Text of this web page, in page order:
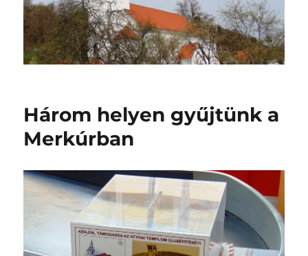
Három helyen gyűjtünk a
Merkúrban